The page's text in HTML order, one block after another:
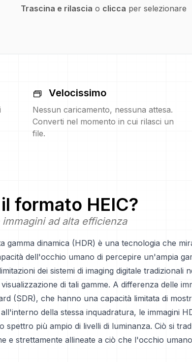
Trascina e rilascia o clicca per selezionare
Velocissimo
Nessun caricamento, nessuna attesa.
Converti nel momento in cui rilasci un
file.
formato HEIC?
ad alta efficienza
gamma dinamica (HDR) è una tecnologia che
dell'occhio umano di percepire un'ampia
dei sistemi di imaging digitale tradizionali
di tali gamme. A differenza delle
(SDR), che hanno una capacità limitata di
della stessa inquadratura, le immagini
spettro più ampio di livelli di luminanza. Ciò si
e strettamente allineate a ciò che l'occhio